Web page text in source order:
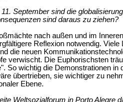
September sind die
sind daraus zu ziehen?
nach außen und im
Reflexion notwendig. Viele
die neuen
verwischt. Die Euphorischsten
So wichtig die Demonstrationen in
übertrieben, sie wichtiger zu
Ebene.
Weltsozialforum in Porto Alegre